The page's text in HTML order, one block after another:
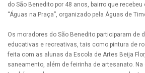
do São Benedito por 48 anos, bairro que
“Águas na Praça”, organizado pela Águas de
Os moradores do São Benedito participaram de
educativas e recreativas, tais como pintura de
feita com as alunas da Escola de Artes Beija
saneamento, além de feirinha de artesanato.